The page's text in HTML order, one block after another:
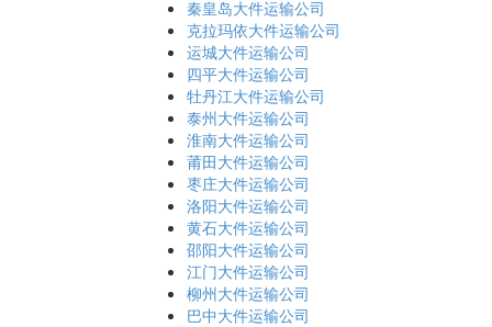
秦皇岛大件运输公司
克拉玛依大件运输公司
运城大件运输公司
四平大件运输公司
牡丹江大件运输公司
泰州大件运输公司
淮南大件运输公司
莆田大件运输公司
枣庄大件运输公司
洛阳大件运输公司
黄石大件运输公司
邵阳大件运输公司
江门大件运输公司
柳州大件运输公司
巴中大件运输公司